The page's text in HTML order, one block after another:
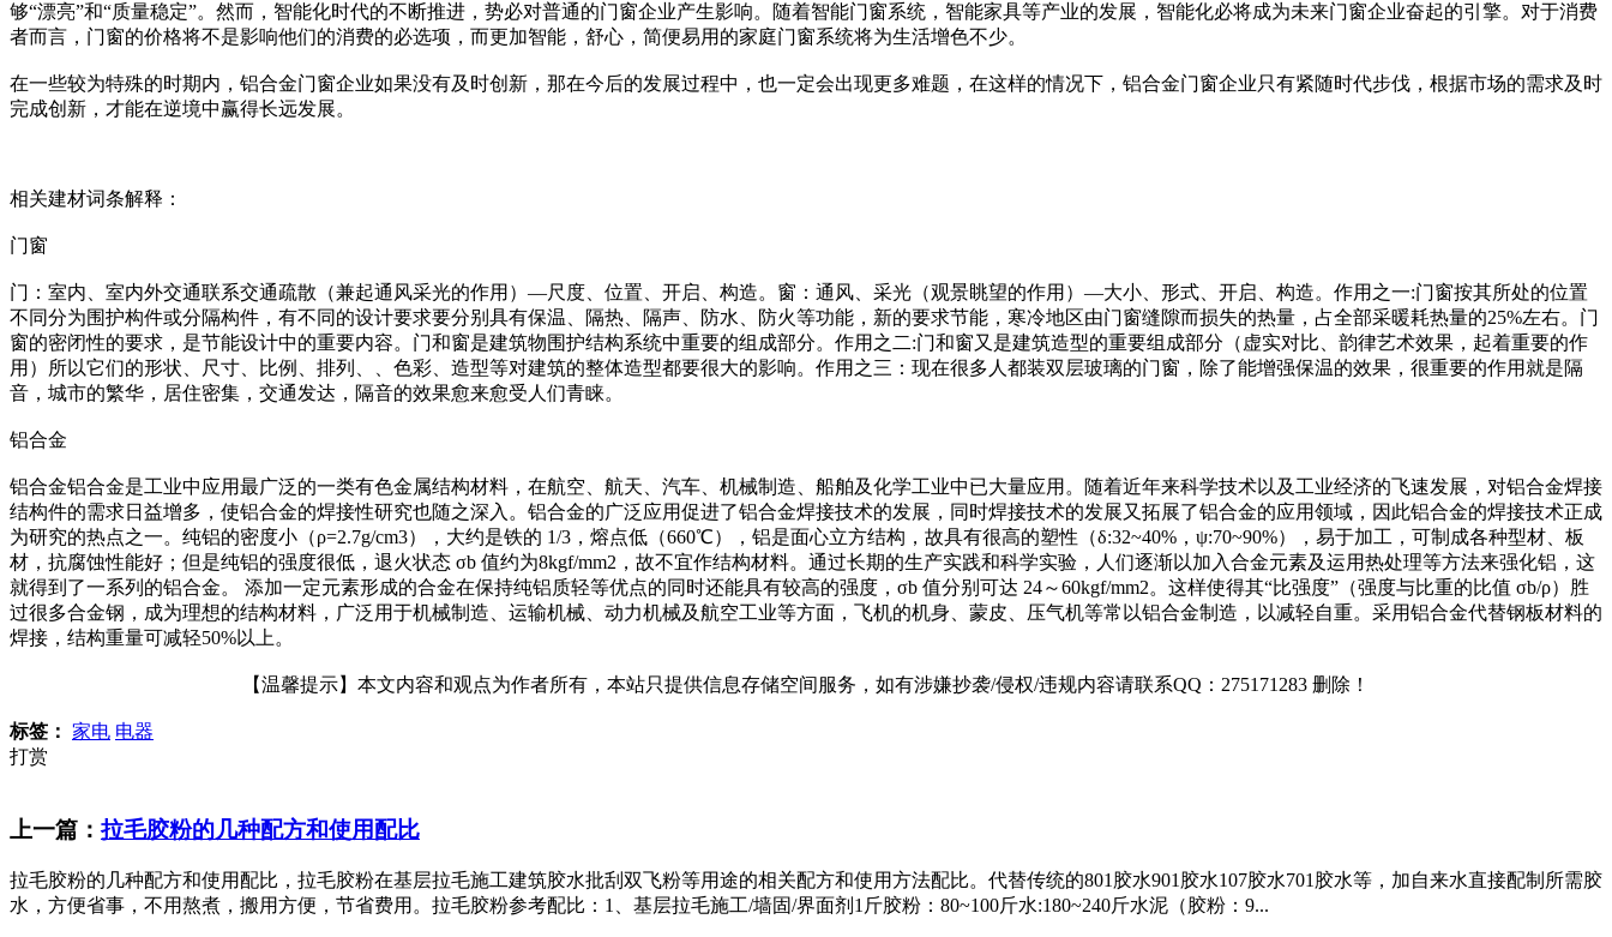
够“漂亮”和“质量稳定”。然而，智能化时代的不断推进，势必对普通的门窗企业产生影响。随着智能门窗系统，智能家具等产业的发展，智能化必将成为未来门窗企业奋起的引擎。对于消费
者而言，门窗的价格将不是影响他们的消费的必选项，而更加智能，舒心，简便易用的家庭门窗系统将为生活增色不少。
在一些较为特殊的时期内，铝合金门窗企业如果没有及时创新，那在今后的发展过程中，也一定会出现更多难题，在这样的情况下，铝合金门窗企业只有紧随时代步伐，根据市场的需求及时
完成创新，才能在逆境中赢得长远发展。
相关建材词条解释：
门窗
门：室内、室内外交通联系交通疏散（兼起通风采光的作用）—尺度、位置、开启、构造。窗：通风、采光（观景眺望的作用）—大小、形式、开启、构造。作用之一:门窗按其所处的位置
不同分为围护构件或分隔构件，有不同的设计要求要分别具有保温、隔热、隔声、防水、防火等功能，新的要求节能，寒冷地区由门窗缝隙而损失的热量，占全部采暖耗热量的25%左右。门
窗的密闭性的要求，是节能设计中的重要内容。门和窗是建筑物围护结构系统中重要的组成部分。作用之二:门和窗又是建筑造型的重要组成部分（虚实对比、韵律艺术效果，起着重要的作
用）所以它们的形状、尺寸、比例、排列、、色彩、造型等对建筑的整体造型都要很大的影响。作用之三：现在很多人都装双层玻璃的门窗，除了能增强保温的效果，很重要的作用就是隔
音，城市的繁华，居住密集，交通发达，隔音的效果愈来愈受人们青睐。
铝合金
铝合金铝合金是工业中应用最广泛的一类有色金属结构材料，在航空、航天、汽车、机械制造、船舶及化学工业中已大量应用。随着近年来科学技术以及工业经济的飞速发展，对铝合金焊接
结构件的需求日益增多，使铝合金的焊接性研究也随之深入。铝合金的广泛应用促进了铝合金焊接技术的发展，同时焊接技术的发展又拓展了铝合金的应用领域，因此铝合金的焊接技术正成
为研究的热点之一。纯铝的密度小（ρ=2.7g/cm3），大约是铁的 1/3，熔点低（660℃），铝是面心立方结构，故具有很高的塑性（δ:32~40%，ψ:70~90%），易于加工，可制成各种型材、板
材，抗腐蚀性能好；但是纯铝的强度很低，退火状态 σb 值约为8kgf/mm2，故不宜作结构材料。通过长期的生产实践和科学实验，人们逐渐以加入合金元素及运用热处理等方法来强化铝，这
就得到了一系列的铝合金。 添加一定元素形成的合金在保持纯铝质轻等优点的同时还能具有较高的强度，σb 值分别可达 24～60kgf/mm2。这样使得其“比强度”（强度与比重的比值 σb/ρ）胜
过很多合金钢，成为理想的结构材料，广泛用于机械制造、运输机械、动力机械及航空工业等方面，飞机的机身、蒙皮、压气机等常以铝合金制造，以减轻自重。采用铝合金代替钢板材料的
焊接，结构重量可减轻50%以上。
【温馨提示】本文内容和观点为作者所有，本站只提供信息存储空间服务，如有涉嫌抄袭/侵权/违规内容请联系QQ：275171283 删除！
标签： 家电 电器
打赏
上一篇： 拉毛胶粉的几种配方和使用配比
拉毛胶粉的几种配方和使用配比，拉毛胶粉在基层拉毛施工建筑胶水批刮双飞粉等用途的相关配方和使用方法配比。代替传统的801胶水901胶水107胶水701胶水等，加自来水直接配制所需胶
水，方便省事，不用熬煮，搬用方便，节省费用。拉毛胶粉参考配比：1、基层拉毛施工/墙固/界面剂1斤胶粉：80~100斤水:180~240斤水泥（胶粉：9...